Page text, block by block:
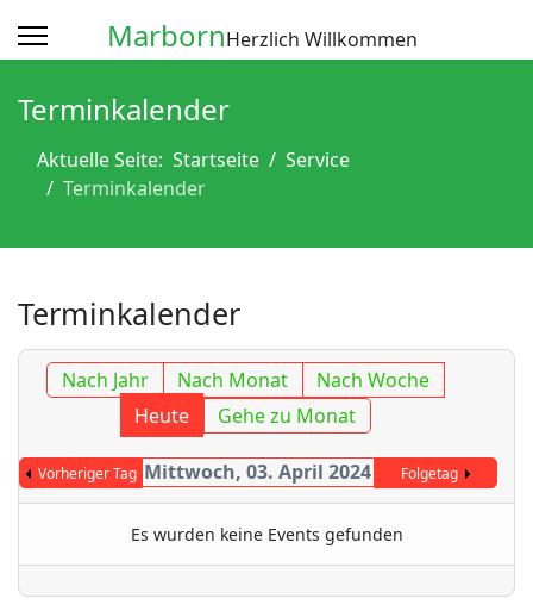
MarbornHerzlich Willkommen
Terminkalender
Aktuelle Seite: Startseite
Service
Terminkalender
Terminkalender
Nach Jahr Nach Monat
Nach Woche
Heute
Gehe zu Monat
Vorheriger Tag Mittwoch, 03. April 2024 Folgetag
Es wurden keine Events gefunden